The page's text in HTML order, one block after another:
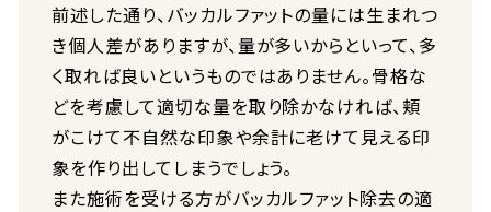
前述した通り、バッカルファットの量には生まれつ
き個人差がありますが、量が多いからといって、多
く取れば良いというものではありません。骨格な
どを考慮して適切な量を取り除かなければ、頬
がこけて不自然な印象や余計に老けて見える印
象を作り出してしまうでしょう。
また施術を受ける方がバッカルファット除去の適